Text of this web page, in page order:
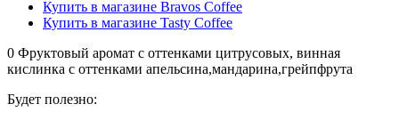
Купить в магазине Bravos Coffee
Купить в магазине Tasty Coffee
0 Фруктовый аромат с оттенками цитрусовых, винная
кислинка с оттенками апельсина,мандарина,грейпфрута
Будет полезно: